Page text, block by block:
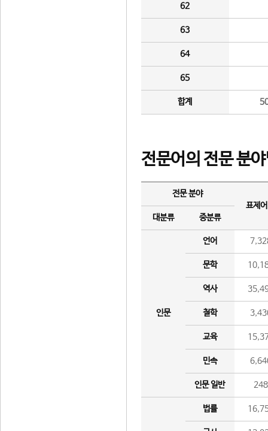
62
63
64
65
합계
전문어의 전문 분
전문 분야
표제
대분류
중분류
인문
언어
문학
역사
철학
교육
민속
인문 일반 248
법률